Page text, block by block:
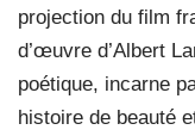
projection du film
d’œuvre d’Albert
poétique, incarne
histoire de beauté